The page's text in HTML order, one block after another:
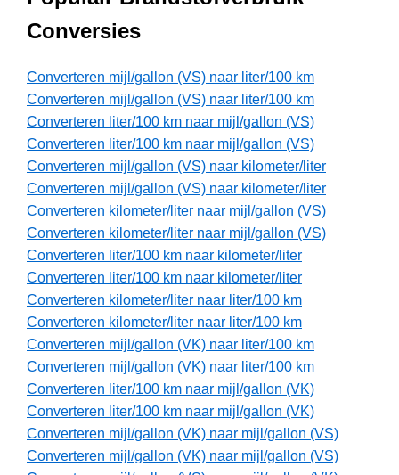
Conversies
Converteren mijl/gallon (VS) naar liter/100 km
Converteren mijl/gallon (VS) naar liter/100 km
Converteren liter/100 km naar mijl/gallon (VS)
Converteren liter/100 km naar mijl/gallon (VS)
Converteren mijl/gallon (VS) naar kilometer/liter
Converteren mijl/gallon (VS) naar kilometer/liter
Converteren kilometer/liter naar mijl/gallon (VS)
Converteren kilometer/liter naar mijl/gallon (VS)
Converteren liter/100 km naar kilometer/liter
Converteren liter/100 km naar kilometer/liter
Converteren kilometer/liter naar liter/100 km
Converteren kilometer/liter naar liter/100 km
Converteren mijl/gallon (VK) naar liter/100 km
Converteren mijl/gallon (VK) naar liter/100 km
Converteren liter/100 km naar mijl/gallon (VK)
Converteren liter/100 km naar mijl/gallon (VK)
Converteren mijl/gallon (VK) naar mijl/gallon (VS)
Converteren mijl/gallon (VK) naar mijl/gallon (VS)